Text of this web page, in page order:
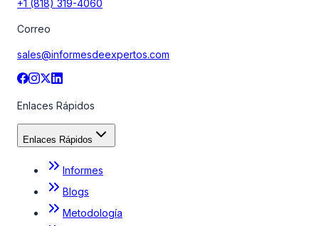
+1 (818) 319-4060
Correo
sales@informesdeexpertos.com
Enlaces Rápidos
Enlaces Rápidos
Informes
Blogs
Metodología